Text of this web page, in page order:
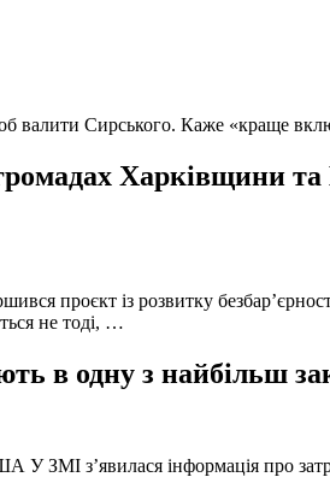
валити Сирського. Каже «краще
Харківщини
проєкт із розвитку
не тоді, …
в одну з найбільш
У ЗМІ з’явилася інформація про